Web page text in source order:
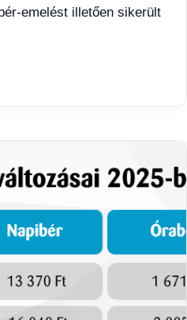
emelést illetően sikerült